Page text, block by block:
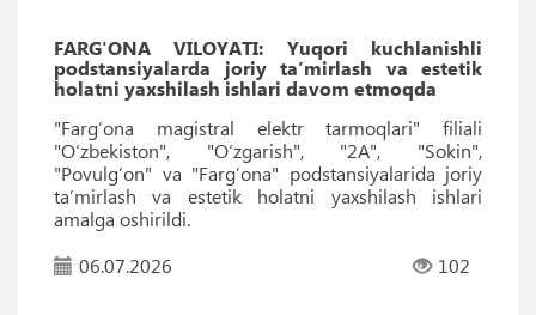
FARG'ONA VILOYATI: Yuqori kuchlanishli
podstansiyalarda joriy ta’mirlash va estetik
holatni yaxshilash ishlari davom etmoqda
"Farg‘ona magistral elektr tarmoqlari" filiali
"O‘zbekiston", "O‘zgarish", "2A", "Sokin",
"Povulg‘on" va "Farg‘ona" podstansiyalarida joriy
ta’mirlash va estetik holatni yaxshilash ishlari
amalga oshirildi.
06.07.2026
102